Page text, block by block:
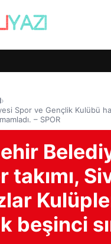
›
Spor ve Gençlik Kulübü
– SPOR
takımı,
beşinci